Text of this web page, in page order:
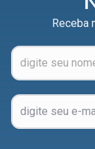
Receba